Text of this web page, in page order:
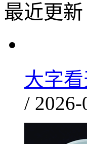
最近更新
大字
/ 2026-